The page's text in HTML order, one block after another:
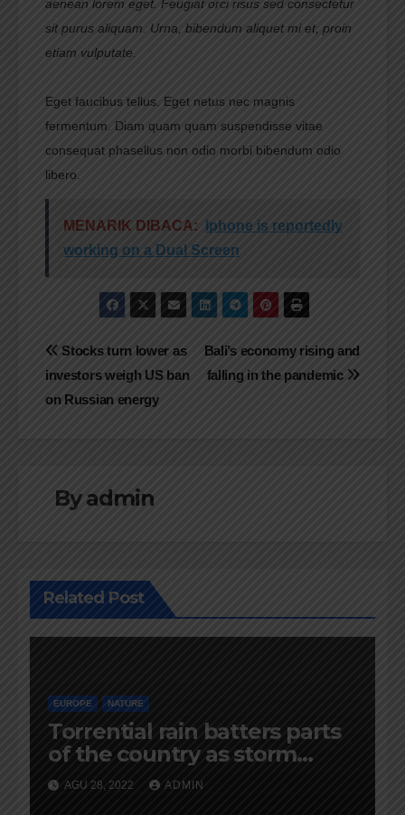
aenean lorem eget. Feugiat orci risus sed consectetur
sit purus aliquam. Urna, bibendum aliquet mi et, proin
etiam vulputate.
Eget faucibus tellus. Eget netus nec magnis
fermentum. Diam quam quam suspendisse vitae
consequat phasellus non odio morbi bibendum odio
libero.
MENARIK DIBACA:
Iphone is reportedly
working on a Dual Screen
Navigasi
pos
Bali’s economy rising and
falling in the pandemic
Stocks turn lower as
investors weigh US ban
on Russian energy
Byadmin
Related Post
EUROPE NATURE
Torrential rain batters parts
of the country as storm
warning issued
AGU 28, 2022 ADMIN